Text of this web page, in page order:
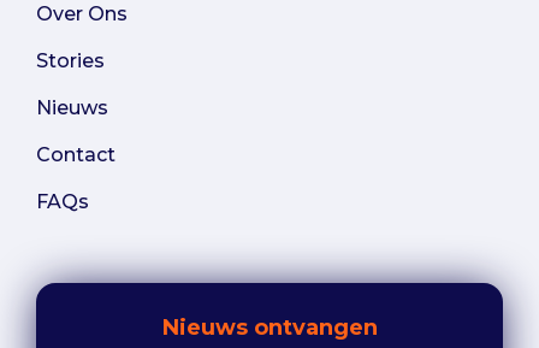
Over Ons
Stories
Nieuws
Contact
FAQs
Nieuws ontvangen